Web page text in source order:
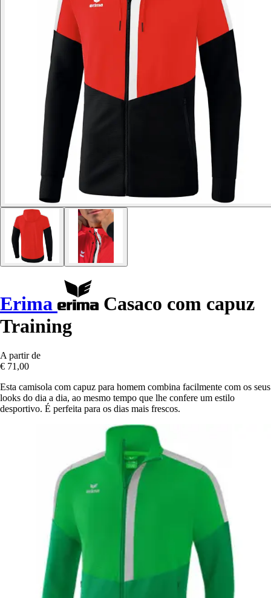
Erima
Casaco com capuz
Training
A partir de
€ 71,00
Esta camisola com capuz para homem combina facilmente com os seus
looks do dia a dia, ao mesmo tempo que lhe confere um estilo
desportivo. É perfeita para os dias mais frescos.